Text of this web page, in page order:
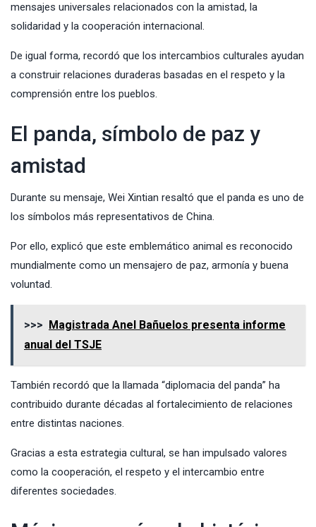
mensajes universales relacionados con la amistad, la
solidaridad y la cooperación internacional.
De igual forma, recordó que los intercambios culturales ayudan
a construir relaciones duraderas basadas en el respeto y la
comprensión entre los pueblos.
El panda, símbolo de paz y
amistad
Durante su mensaje, Wei Xintian resaltó que el panda es uno de
los símbolos más representativos de China.
Por ello, explicó que este emblemático animal es reconocido
mundialmente como un mensajero de paz, armonía y buena
voluntad.
>>> Magistrada Anel Bañuelos presenta informe
anual del TSJE
También recordó que la llamada “diplomacia del panda” ha
contribuido durante décadas al fortalecimiento de relaciones
entre distintas naciones.
Gracias a esta estrategia cultural, se han impulsado valores
como la cooperación, el respeto y el intercambio entre
diferentes sociedades.